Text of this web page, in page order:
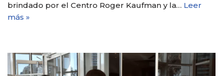
brindado por el Centro Roger Kaufman y la… Leer
más »